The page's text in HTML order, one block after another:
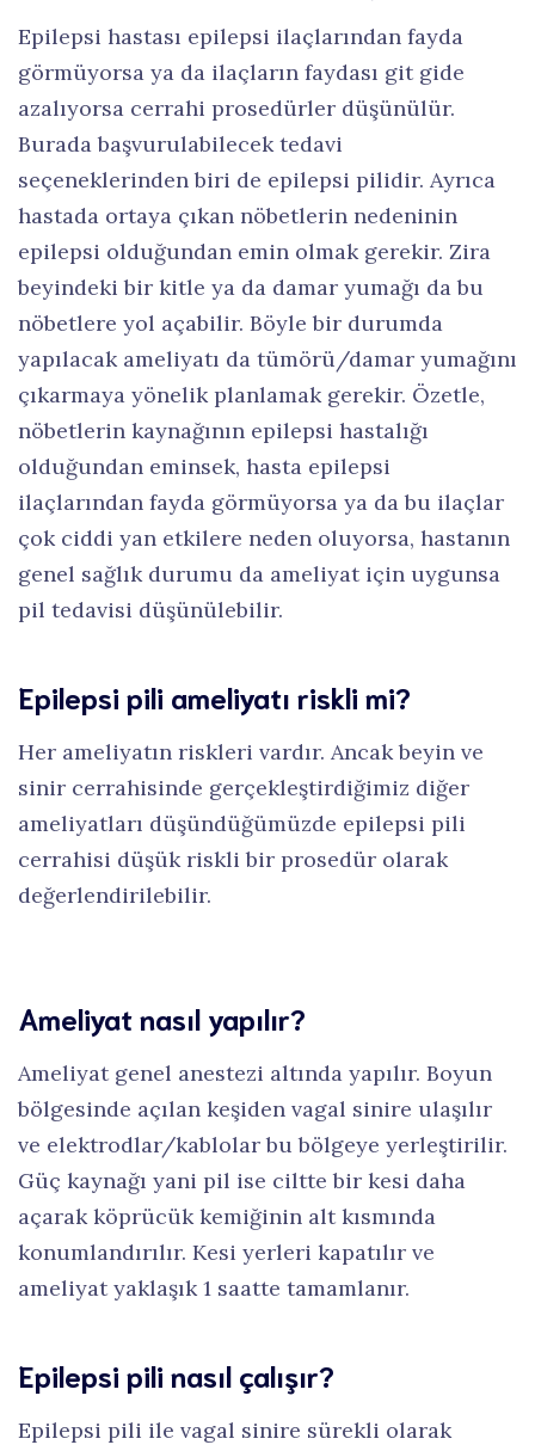
Epilepsi hastası epilepsi ilaçlarından fayda
görmüyorsa ya da ilaçların faydası git gide
azalıyorsa cerrahi prosedürler düşünülür.
Burada başvurulabilecek tedavi
seçeneklerinden biri de epilepsi pilidir. Ayrıca
hastada ortaya çıkan nöbetlerin nedeninin
epilepsi olduğundan emin olmak gerekir. Zira
beyindeki bir kitle ya da damar yumağı da bu
nöbetlere yol açabilir. Böyle bir durumda
yapılacak ameliyatı da tümörü/damar yumağını
çıkarmaya yönelik planlamak gerekir. Özetle,
nöbetlerin kaynağının epilepsi hastalığı
olduğundan eminsek, hasta epilepsi
ilaçlarından fayda görmüyorsa ya da bu ilaçlar
çok ciddi yan etkilere neden oluyorsa, hastanın
genel sağlık durumu da ameliyat için uygunsa
pil tedavisi düşünülebilir.
Epilepsi pili ameliyatı riskli mi?
Her ameliyatın riskleri vardır. Ancak beyin ve
sinir cerrahisinde gerçekleştirdiğimiz diğer
ameliyatları düşündüğümüzde epilepsi pili
cerrahisi düşük riskli bir prosedür olarak
değerlendirilebilir.
Ameliyat nasıl yapılır?
Ameliyat genel anestezi altında yapılır. Boyun
bölgesinde açılan keşiden vagal sinire ulaşılır
ve elektrodlar/kablolar bu bölgeye yerleştirilir.
Güç kaynağı yani pil ise ciltte bir kesi daha
açarak köprücük kemiğinin alt kısmında
konumlandırılır. Kesi yerleri kapatılır ve
ameliyat yaklaşık 1 saatte tamamlanır.
Epilepsi pili nasıl çalışır?
Epilepsi pili ile vagal sinire sürekli olarak